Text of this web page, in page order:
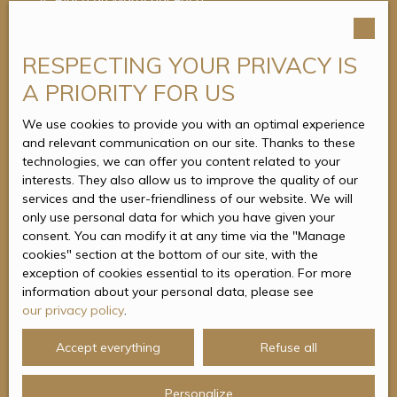
construction clé en main, avec un permis déjà sécurisé.
RESPECTING YOUR PRIVACY IS
A PRIORITY FOR US
We use cookies to provide you with an optimal experience
and relevant communication on our site. Thanks to these
technologies, we can offer you content related to your
interests. They also allow us to improve the quality of our
services and the user-friendliness of our website. We will
only use personal data for which you have given your
consent. You can modify it at any time via the ″Manage
cookies″ section at the bottom of our site, with the
exception of cookies essential to its operation. For more
information about your personal data, please see
our privacy policy.
Accept everything Refuse all
Personalize